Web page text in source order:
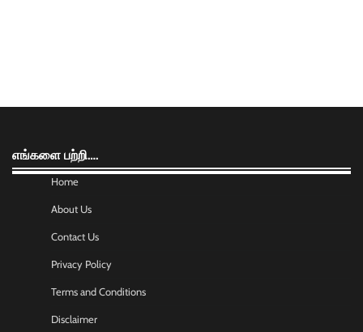
எங்களை பற்றி….
Home
About Us
Contact Us
Privacy Policy
Terms and Conditions
Disclaimer